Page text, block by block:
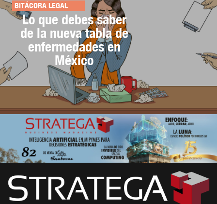
BITÁCORA LEGAL
Lo que debes saber
de la nueva tabla de
enfermedades en
México